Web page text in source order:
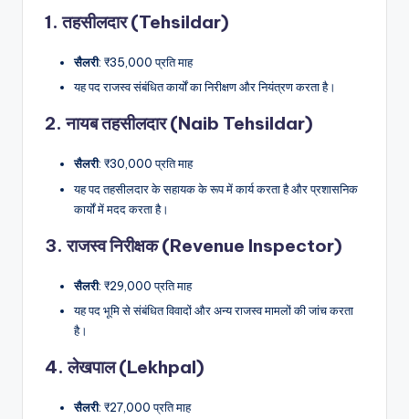
1.तहसीलदार (Tehsildar)
सैलरी: ₹35,000 प्रति माह
यह पद राजस्व संबंधित कार्यों का निरीक्षण और नियंत्रण करता है।
2.नायब तहसीलदार (Naib Tehsildar)
सैलरी: ₹30,000 प्रति माह
यह पद तहसीलदार के सहायक के रूप में कार्य करता है और प्रशासनिक
कार्यों में मदद करता है।
3.राजस्व निरीक्षक (Revenue Inspector)
सैलरी: ₹29,000 प्रति माह
यह पद भूमि से संबंधित विवादों और अन्य राजस्व मामलों की जांच करता
है।
4.लेखपाल (Lekhpal)
सैलरी: ₹27,000 प्रति माह